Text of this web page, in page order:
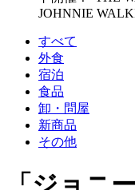
JOHNNIE
すべて
外食
宿泊
食品
卸・問屋
新商品
その他